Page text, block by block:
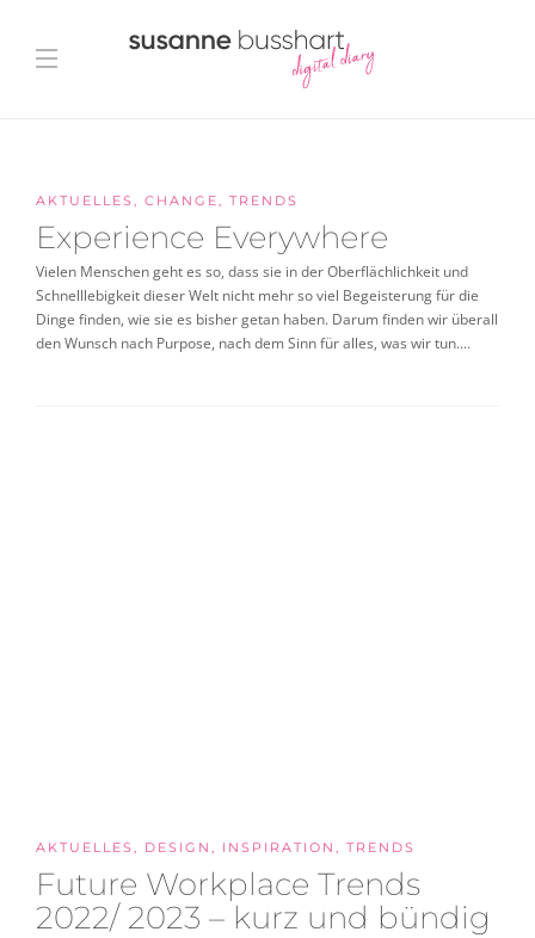
AKTUELLES, CHANGE, TRENDS
Experience Everywhere
Vielen Menschen geht es so, dass sie in der Oberflächlichkeit und
Schnelllebigkeit dieser Welt nicht mehr so viel Begeisterung für die
Dinge finden, wie sie es bisher getan haben. Darum finden wir überall
den Wunsch nach Purpose, nach dem Sinn für alles, was wir tun....
AKTUELLES, DESIGN , INSPIRATION , TRENDS
Future Workplace Trends
2022/ 2023 – kurz und bündig